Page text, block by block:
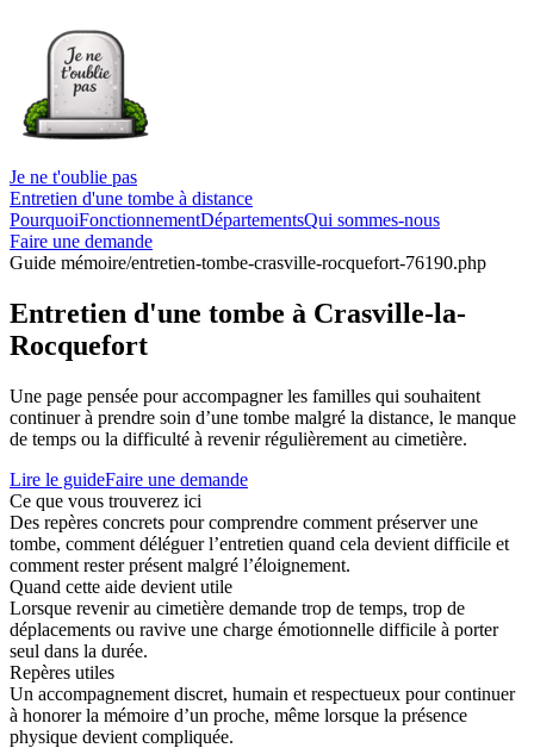
Je ne t'oublie pas
Entretien d'une tombe à distance
PourquoiFonctionnementDépartementsQui sommes-nous
Faire une demande
Guide mémoire/entretien-tombe-crasville-rocquefort-76190.php
Entretien d'une tombe à Crasville-la-
Rocquefort
Une page pensée pour accompagner les familles qui souhaitent
continuer à prendre soin d’une tombe malgré la distance, le manque
de temps ou la difficulté à revenir régulièrement au cimetière.
Lire le guideFaire une demande
Ce que vous trouverez ici
Des repères concrets pour comprendre comment préserver une
tombe, comment déléguer l’entretien quand cela devient difficile et
comment rester présent malgré l’éloignement.
Quand cette aide devient utile
Lorsque revenir au cimetière demande trop de temps, trop de
déplacements ou ravive une charge émotionnelle difficile à porter
seul dans la durée.
Repères utiles
Un accompagnement discret, humain et respectueux pour continuer
à honorer la mémoire d’un proche, même lorsque la présence
physique devient compliquée.